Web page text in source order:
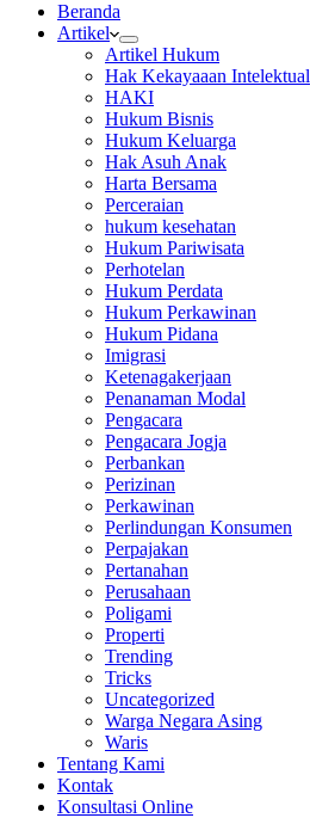
Beranda
Artikel
Artikel Hukum
Hak Kekayaaan Intelektual
HAKI
Hukum Bisnis
Hukum Keluarga
Hak Asuh Anak
Harta Bersama
Perceraian
hukum kesehatan
Hukum Pariwisata
Perhotelan
Hukum Perdata
Hukum Perkawinan
Hukum Pidana
Imigrasi
Ketenagakerjaan
Penanaman Modal
Pengacara
Pengacara Jogja
Perbankan
Perizinan
Perkawinan
Perlindungan Konsumen
Perpajakan
Pertanahan
Perusahaan
Poligami
Properti
Trending
Tricks
Uncategorized
Warga Negara Asing
Waris
Tentang Kami
Kontak
Konsultasi Online